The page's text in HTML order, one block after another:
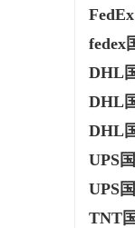
fedex
DHL
DHL
DHL
UPS
UPS
TNT
武汉配眼